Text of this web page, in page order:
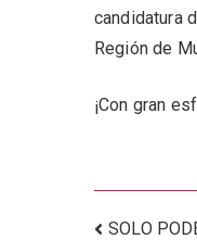
candidatura
Región de
¡Con gran
SOLO